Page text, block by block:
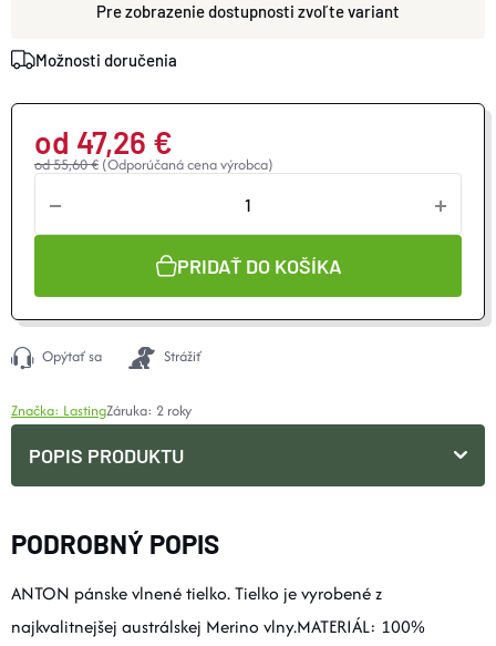
zvoľte variant
Možnosti doručenia
od 55,60 € (Odporúčaná cena výrobca)
od 47,26 €
Jednotková
PRIDAŤ DO KOŠÍKA
Opýtať sa Strážiť
Značka: LastingZáruka: 2 roky
POPIS PRODUKTU
PODROBNÝ POPIS
ANTON pánske vlnené tielko. Tielko je vyrobené z
najkvalitnejšej austrálskej Merino vlny.MATERIÁL: 100%